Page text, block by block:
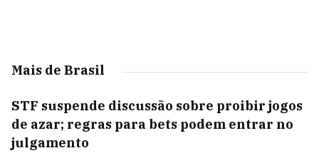
Mais de Brasil
STF suspende discussão sobre proibir jogos
de azar; regras para bets podem entrar no
julgamento